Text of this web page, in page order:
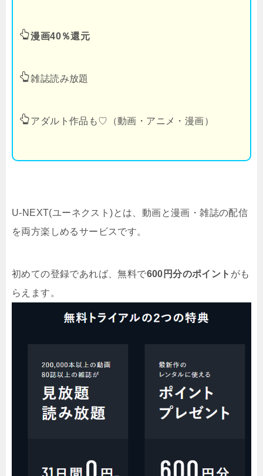
漫画40％還元
雑誌読み放題
アダルト作品も♡（動画・アニメ・漫画）
U-NEXT(ユーネクスト)とは、動画と漫画・雑誌の配信
を両方楽しめるサービスです。
初めての登録であれば、無料で600円分のポイント がも
らえます。